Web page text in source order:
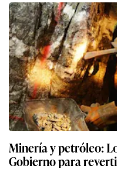
Minería y petróleo:
Gobierno para